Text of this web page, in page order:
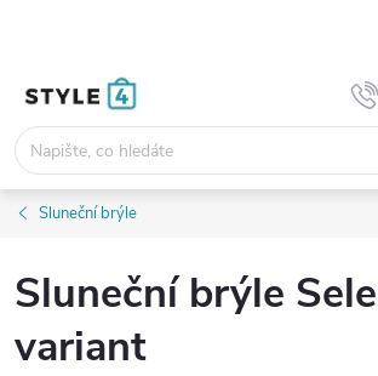
Sluneční brýle
Sluneční brýle
variant